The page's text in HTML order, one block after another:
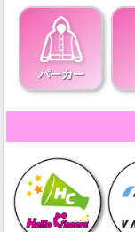
パーカー